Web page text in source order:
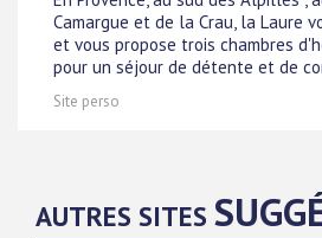
Camargue et de la Crau, la Laure
et vous propose trois chambres
pour un séjour de détente et de
Site perso
AUTRES SITES